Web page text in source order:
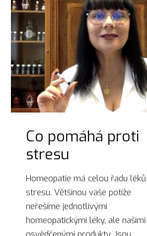
Co pomáhá proti
stresu
Homeopatie má celou řadu
stresu. Většinou vaše potíže
neřešíme jednotlivými
homeopatickými léky, ale našimi